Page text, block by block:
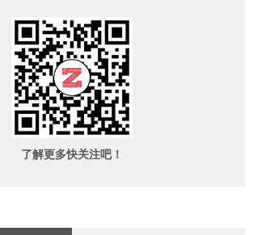
了解更多快关注吧！